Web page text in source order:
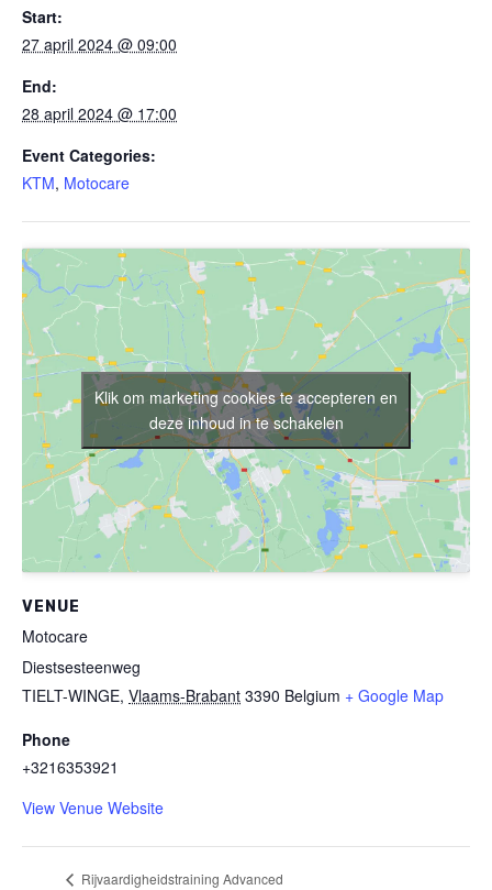
Start:
27 april 2024 @ 09:00
End:
28 april 2024 @ 17:00
Event Categories:
KTM, Motocare
VENUE
Motocare
Diestsesteenweg
TIELT-WINGE, Vlaams-Brabant 3390 Belgium + Google Map
Phone
+3216353921
View Venue Website
Klik om marketing cookies te accepteren en
deze inhoud in te schakelen
Rijvaardigheidstraining Advanced